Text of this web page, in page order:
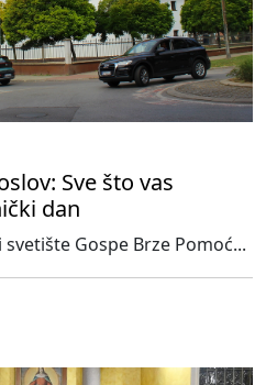
Sve što vas
dan
svetište Gospe Brze Pomoć...